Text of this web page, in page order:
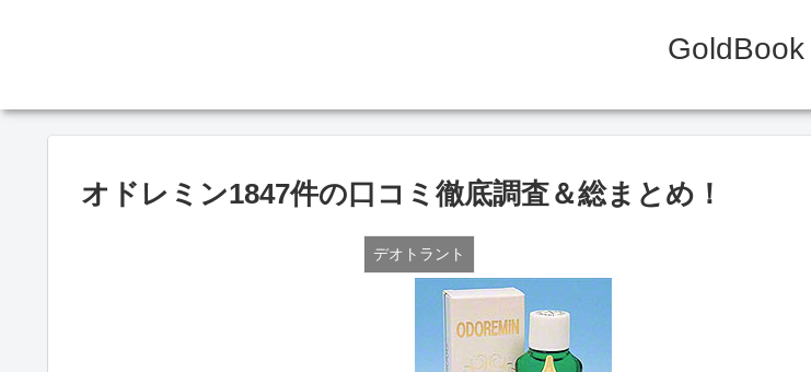
GoldBook
オドレミン1847件の口コミ徹底調査＆総まとめ！
デオトラント